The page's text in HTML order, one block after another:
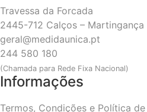
Travessa da Forcada
2445-712 Calços – Martingança
geral@medidaunica.pt
244 580 180
(Chamada para Rede Fixa Nacional)
Informações
Termos, Condições e Política